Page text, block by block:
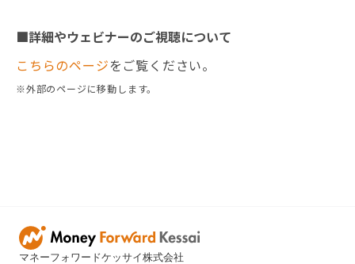
■詳細やウェビナーのご視聴について
こちらのページをご覧ください。
※外部のページに移動します。
マネーフォワードケッサイ株式会社